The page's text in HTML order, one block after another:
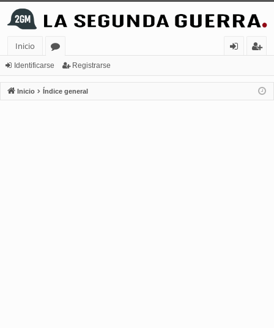
Inicio
or
os
nt
ifi
ist
ra
Identificarse Registrarse
Inicio Índice general